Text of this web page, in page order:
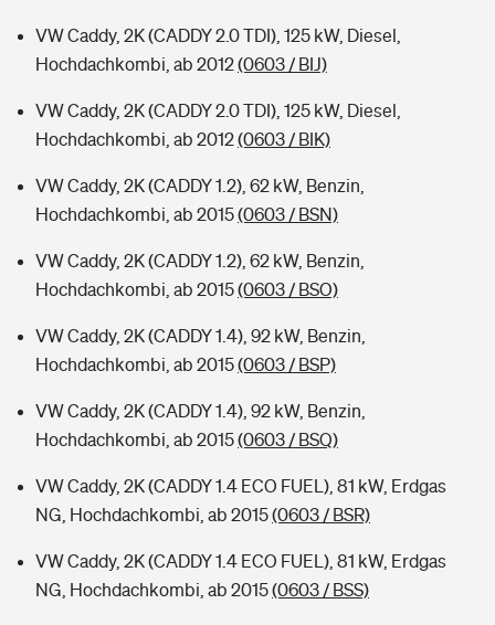
VW Caddy, 2K (CADDY 2.0 TDI), 125 kW, Diesel,
Hochdachkombi, ab 2012(0603 / BIJ)
VW Caddy, 2K (CADDY 2.0 TDI), 125 kW, Diesel,
Hochdachkombi, ab 2012(0603 / BIK)
VW Caddy, 2K (CADDY 1.2), 62 kW, Benzin,
Hochdachkombi, ab 2015(0603 / BSN)
VW Caddy, 2K (CADDY 1.2), 62 kW, Benzin,
Hochdachkombi, ab 2015(0603 / BSO)
VW Caddy, 2K (CADDY 1.4), 92 kW, Benzin,
Hochdachkombi, ab 2015(0603 / BSP)
VW Caddy, 2K (CADDY 1.4), 92 kW, Benzin,
Hochdachkombi, ab 2015(0603 / BSQ)
VW Caddy, 2K (CADDY 1.4 ECO FUEL), 81 kW, Erdgas
NG, Hochdachkombi, ab 2015(0603 / BSR)
VW Caddy, 2K (CADDY 1.4 ECO FUEL), 81 kW, Erdgas
NG, Hochdachkombi, ab 2015(0603 / BSS)